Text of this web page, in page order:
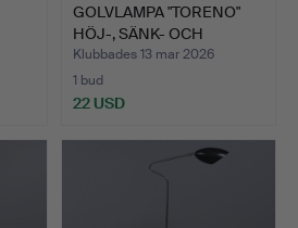
GOLVLAMPA "TORENO"
HÖJ-, SÄNK- OCH
VRIDBAR…
Klubbades 13 mar 2026
1 bud
22 USD